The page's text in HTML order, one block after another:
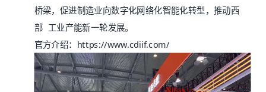
桥梁，促进制造业向数字化网络化智能化转型，推动西
部 工业产能新一轮发展。
官方介绍： https://www.cdiif.com/